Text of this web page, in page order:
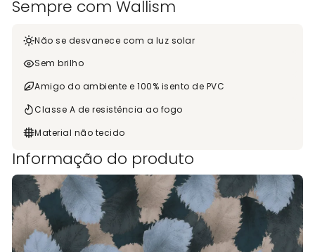
Sempre com Wallism
Não se desvanece com a luz solar
Sem brilho
Amigo do ambiente e 100% isento de PVC
Classe A de resistência ao fogo
Material não tecido
Informação do produto